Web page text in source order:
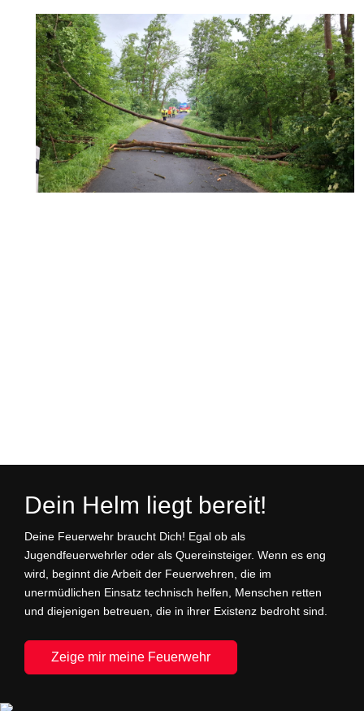
Dein Helm liegt bereit!
Deine Feuerwehr braucht Dich! Egal ob als
Jugendfeuerwehrler oder als Quereinsteiger. Wenn es eng
wird, beginnt die Arbeit der Feuerwehren, die im
unermüdlichen Einsatz technisch helfen, Menschen retten
und diejenigen betreuen, die in ihrer Existenz bedroht sind.
Zeige mir meine Feuerwehr